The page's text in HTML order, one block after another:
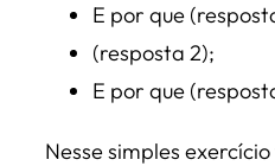
E por que
(resposta 2);
E por que
Nesse simples